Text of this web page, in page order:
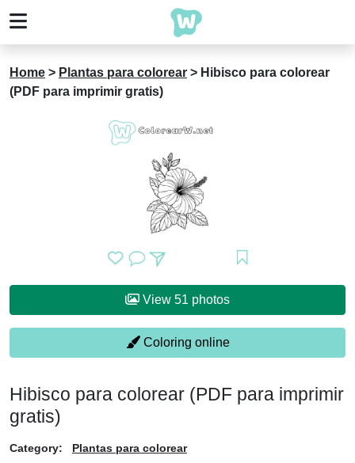
Home > Plantas para colorear > Hibisco para colorear
(PDF para imprimir gratis)
View 51 photos
Coloring online
Hibisco para colorear (PDF para imprimir
gratis)
Category: Plantas para colorear